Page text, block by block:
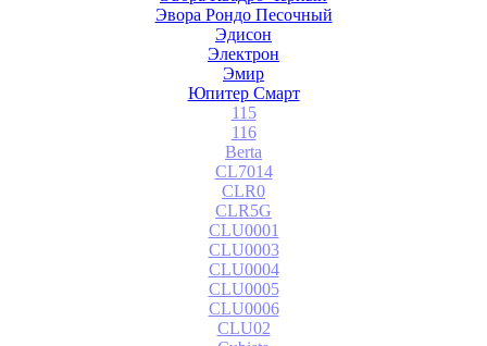
Эвора Рондо Песочный
Эдисон
Электрон
Эмир
Юпитер Смарт
115
116
Berta
CL7014
CLR0
CLR5G
CLU0001
CLU0003
CLU0004
CLU0005
CLU0006
CLU02